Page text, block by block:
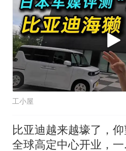
工小屋
比亚迪越来越壕了，仰
全球高定中心开业，一